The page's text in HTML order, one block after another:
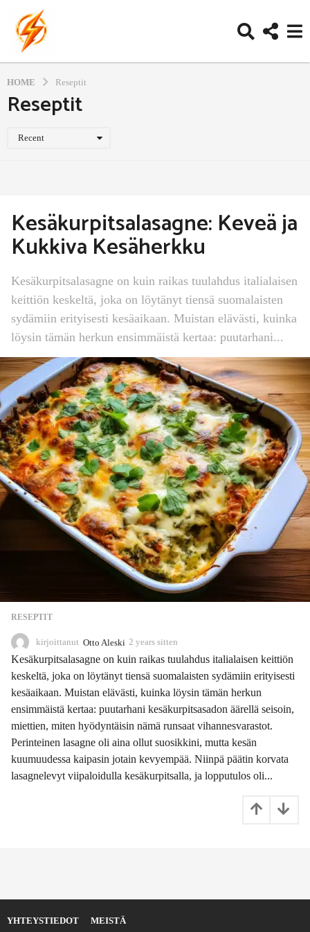
HOME Reseptit
Reseptit
Recent
Kesäkurpitsalasagne: Keveä ja
Kukkiva Kesäherkku
Kesäkurpitsalasagne on kuin raikas tuulahdus italialaisen
keittiön keskeltä, joka on löytänyt tiensä suomalaisten
sydämiin erityisesti kesäaikaan. Muistan elävästi, kuinka
löysin tämän herkun ensimmäistä kertaa: puutarhani...
RESEPTIT
kirjoittanut Otto Aleski 2 years sitten
y
a
r
s
t
t
e
Kesäkurpitsalasagne on kuin raikas tuulahdus italialaisen keittiön
keskeltä, joka on löytänyt tiensä suomalaisten sydämiin erityisesti
kesäaikaan. Muistan elävästi, kuinka löysin tämän herkun
ensimmäistä kertaa: puutarhani kesäkurpitsasadon äärellä seisoin,
miettien, miten hyödyntäisin nämä runsaat vihannesvarastot.
Perinteinen lasagne oli aina ollut suosikkini, mutta kesän
kuumuudessa kaipasin jotain kevyempää. Niinpä päätin korvata
lasagnelevyt viipaloidulla kesäkurpitsalla, ja lopputulos oli...
YHTEYSTIEDOT MEISTÄ